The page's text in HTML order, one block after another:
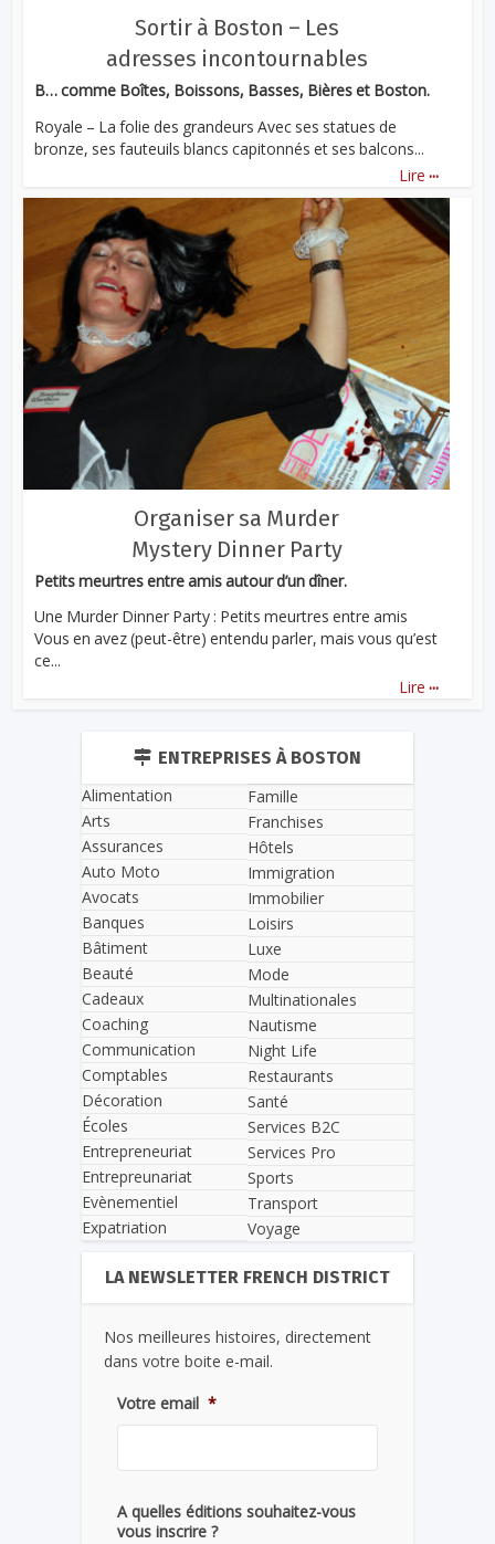
Sortir à Boston – Les
adresses incontournables
B… comme Boîtes, Boissons, Basses, Bières et Boston.
Royale – La folie des grandeurs Avec ses statues de
bronze, ses fauteuils blancs capitonnés et ses balcons...
Lire ...
Organiser sa Murder
Mystery Dinner Party
Petits meurtres entre amis autour d’un dîner.
Une Murder Dinner Party : Petits meurtres entre amis
Vous en avez (peut-être) entendu parler, mais vous qu’est
ce...
Lire ...
ENTREPRISES À BOSTON
Alimentation
Arts
Assurances
Auto Moto
Avocats
Banques
Bâtiment
Beauté
Cadeaux
Coaching
Communication
Comptables
Décoration
Écoles
Entrepreneuriat
Entrepreunariat
Evènementiel
Expatriation
Famille
Franchises
Hôtels
Immigration
Immobilier
Loisirs
Luxe
Mode
Multinationales
Nautisme
Night Life
Restaurants
Santé
Services B2C
Services Pro
Sports
Transport
Voyage
LA NEWSLETTER FRENCH DISTRICT
Nos meilleures histoires, directement
dans votre boite e-mail.
Votre email *
A quelles éditions souhaitez-vous
vous inscrire ?